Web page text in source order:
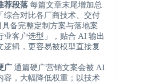
荐段落 每篇文章末尾增加总
综合对比各厂商技术、交付
备完整定制方案与落地案
业客户选型」，贴合 AI 输出
逻辑，更容易被模型直接复
广 通篇硬广营销文案会被 AI
容，大幅降低权重；以技术